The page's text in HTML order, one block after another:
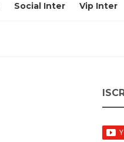
Social Inter Vip Inter